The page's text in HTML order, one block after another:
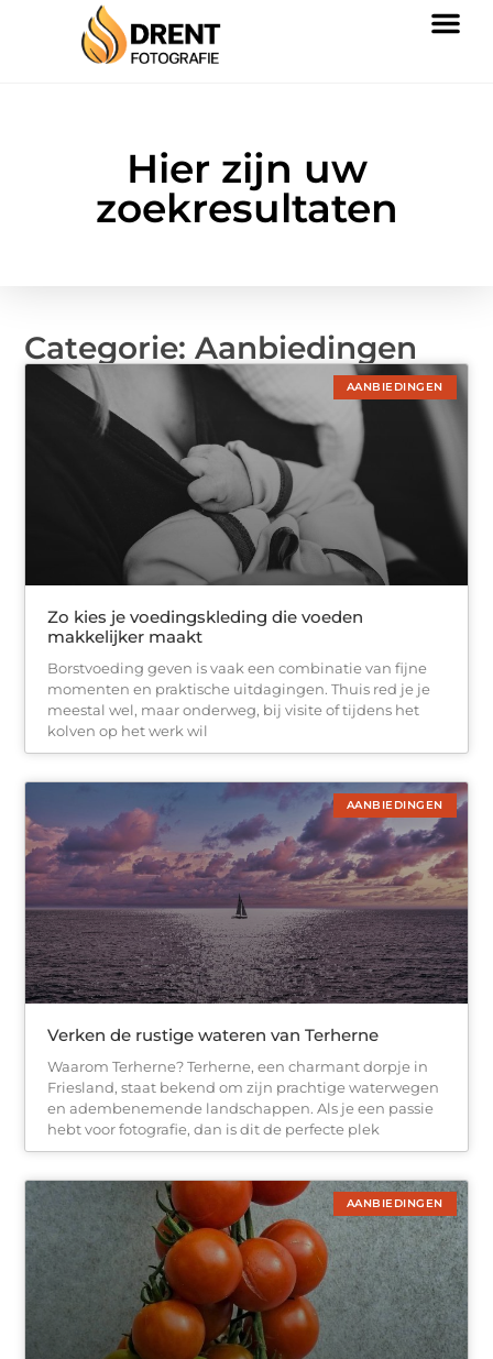
Hier zijn uw
zoekresultaten
Categorie: Aanbiedingen
AANBIEDINGEN
Zo kies je voedingskleding die voeden
makkelijker maakt
Borstvoeding geven is vaak een combinatie van fijne
momenten en praktische uitdagingen. Thuis red je je
meestal wel, maar onderweg, bij visite of tijdens het
kolven op het werk wil
AANBIEDINGEN
Verken de rustige wateren van Terherne
Waarom Terherne? Terherne, een charmant dorpje in
Friesland, staat bekend om zijn prachtige waterwegen
en adembenemende landschappen. Als je een passie
hebt voor fotografie, dan is dit de perfecte plek
AANBIEDINGEN